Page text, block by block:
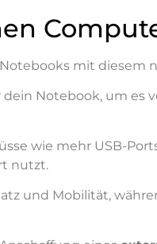
mit diesem
Notebook, um es
wie mehr USB-
nutzt.
und Mobilität,